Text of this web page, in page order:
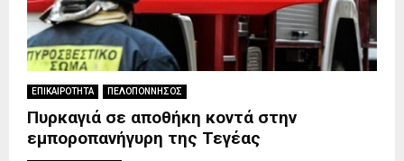
ΕΠΙΚΑΙΡΟΤΗΤΑ ΠΕΛΟΠΟΝΝΗΣΟΣ
Πυρκαγιά σε αποθήκη κοντά στην
εμποροπανήγυρη της Τεγέας